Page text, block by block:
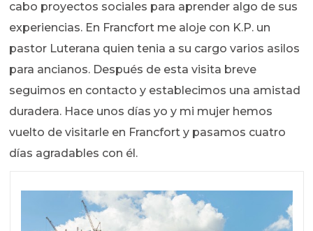
cabo proyectos sociales para aprender algo de sus
experiencias. En Francfort me aloje con K.P. un
pastor Luterana quien tenia a su cargo varios asilos
para ancianos. Después de esta visita breve
seguimos en contacto y establecimos una amistad
duradera. Hace unos días yo y mi mujer hemos
vuelto de visitarle en Francfort y pasamos cuatro
días agradables con él.